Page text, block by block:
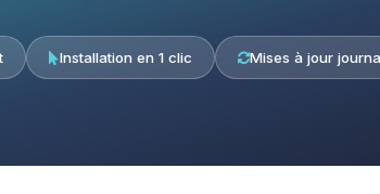
Installation en 1 clic Mises à jour